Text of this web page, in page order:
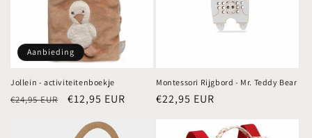
Aanbieding
Jollein - activiteitenboekje
Normale
€24,95 EUR Aanbiedingsprijs
€12,95 EUR
Montessori Rijgbord - Mr. Teddy Bear
Normale
€22,95 EUR